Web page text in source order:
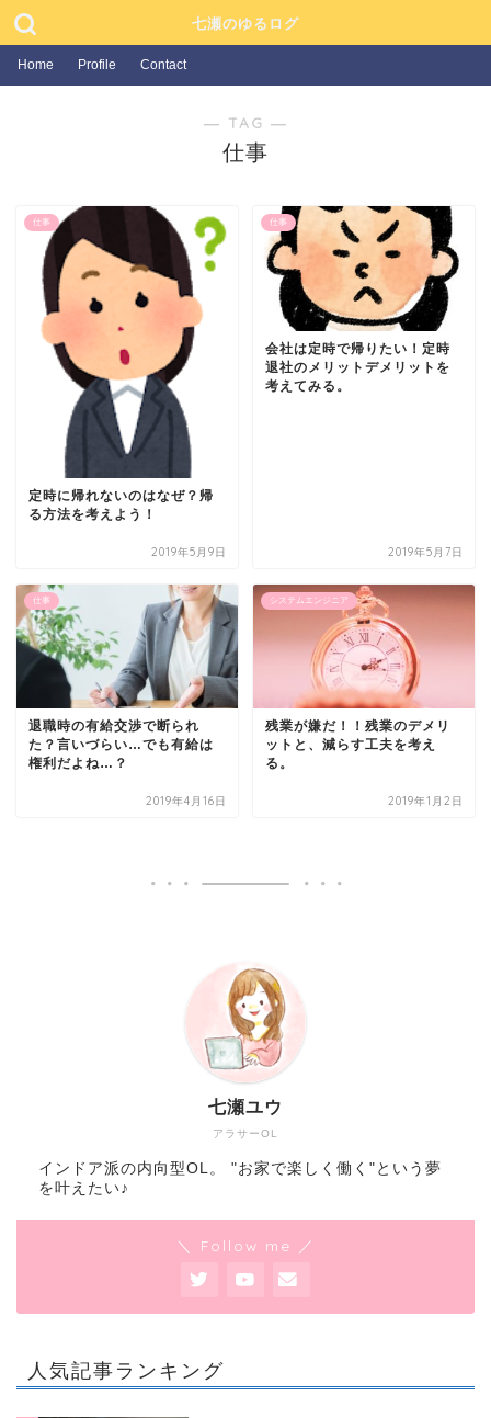
七瀬のゆるログ
Home Profile Contact
― TAG ―
仕事
仕事
定時に帰れないのはなぜ？帰
る方法を考えよう！
2019年5月9日
仕事
会社は定時で帰りたい！定時
退社のメリットデメリットを
考えてみる。
2019年5月7日
仕事
退職時の有給交渉で断られ
た？言いづらい…でも有給は
権利だよね…？
2019年4月16日
システムエンジニア
残業が嫌だ！！残業のデメリ
ットと、減らす工夫を考え
る。
2019年1月2日
アラサーOL
七瀬ユウ
インドア派の内向型OL。 "お家で楽しく働く"という夢
を叶えたい♪
＼ Follow me ／
人気記事ランキング